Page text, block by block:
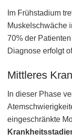
Im Frühstadium
Muskelschwäche
70% der
Diagnose erfolgt
Mittleres
In dieser Phase
eingeschränkte